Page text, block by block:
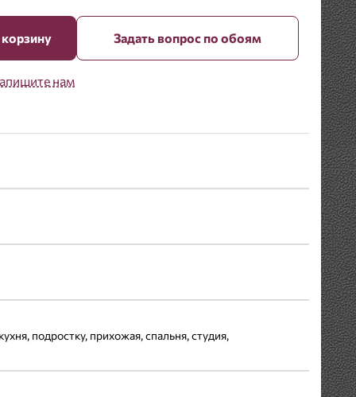
Задать вопрос по обоям
нам
подростку, прихожая, спальня, студия,